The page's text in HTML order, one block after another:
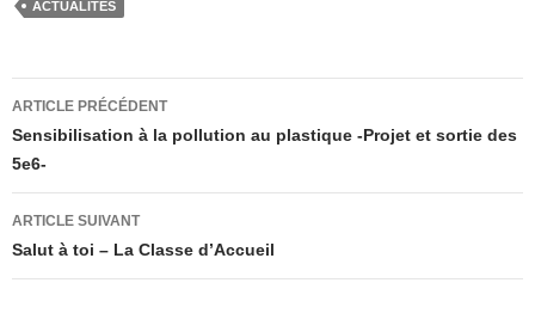
ACTUALITÉS
Navigation
des
articles
ARTICLE PRÉCÉDENT
Sensibilisation à la pollution au plastique -Projet et sortie des
5e6-
ARTICLE SUIVANT
Salut à toi – La Classe d’Accueil